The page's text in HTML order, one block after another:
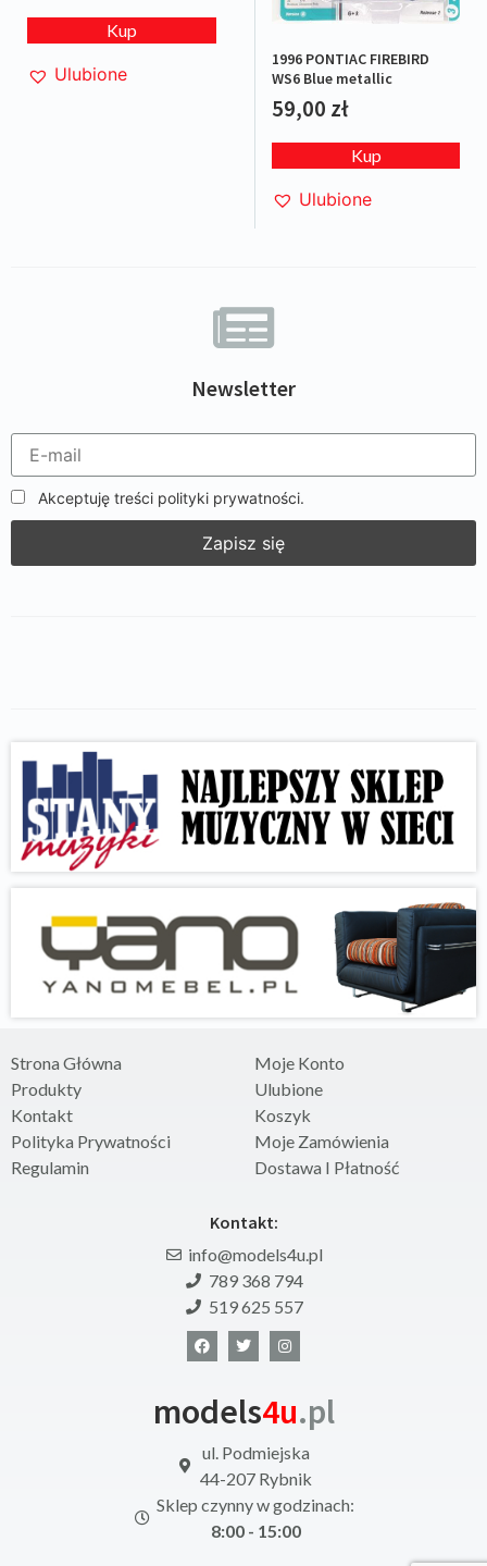
Newsletter
Akceptuję treści polityki prywatności.
Kup
Ulubione
1996 PONTIAC FIREBIRD
WS6 Blue metallic
59,00 zł
Kup
Ulubione
Strona Główna
Produkty
Kontakt
Polityka Prywatności
Regulamin
Moje Konto
Ulubione
Koszyk
Moje Zamówienia
Dostawa I Płatność
Kontakt:
info@models4u.pl
789 368 794
519 625 557
models4u.pl
ul. Podmiejska
44-207 Rybnik
Sklep czynny w godzinach:
8:00 - 15:00